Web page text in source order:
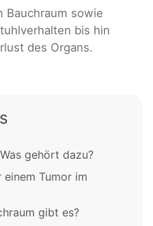
Bauchraum sowie
bis hin
des Organs.
gehört dazu?
Tumor im
gibt es?